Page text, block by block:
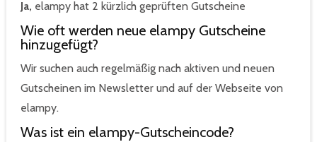
Ja, elampy hat 2 kürzlich geprüften Gutscheine
Wie oft werden neue elampy Gutscheine
hinzugefügt?
Wir suchen auch regelmäßig nach aktiven und neuen
Gutscheinen im Newsletter und auf der Webseite von
elampy.
Was ist ein elampy-Gutscheincode?